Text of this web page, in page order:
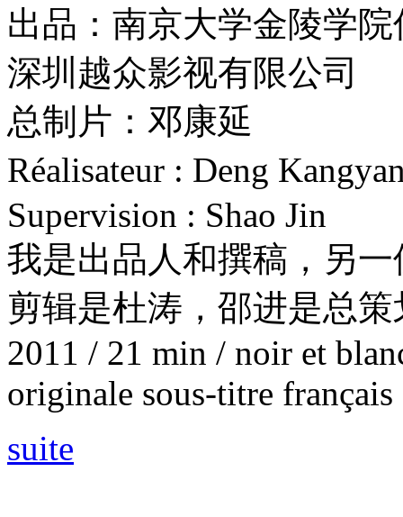
出品：南京大学金陵学
深圳越众影视有限公司
总制片：邓康延
Réalisateur : Deng
Supervision : Shao Jin
我是出品人和撰稿，另
剪辑是杜涛，邵进是总策
2011 / 21 min / noir et
originale sous-titre français
suite